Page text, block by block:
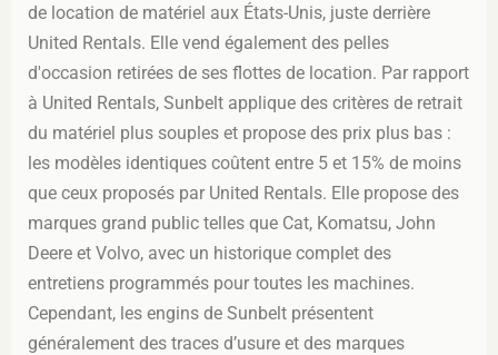
de location de matériel aux États-Unis, juste derrière
United Rentals. Elle vend également des pelles
d'occasion retirées de ses flottes de location. Par rapport
à United Rentals, Sunbelt applique des critères de retrait
du matériel plus souples et propose des prix plus bas :
les modèles identiques coûtent entre 5 et 15% de moins
que ceux proposés par United Rentals. Elle propose des
marques grand public telles que Cat, Komatsu, John
Deere et Volvo, avec un historique complet des
entretiens programmés pour toutes les machines.
Cependant, les engins de Sunbelt présentent
généralement des traces d’usure et des marques